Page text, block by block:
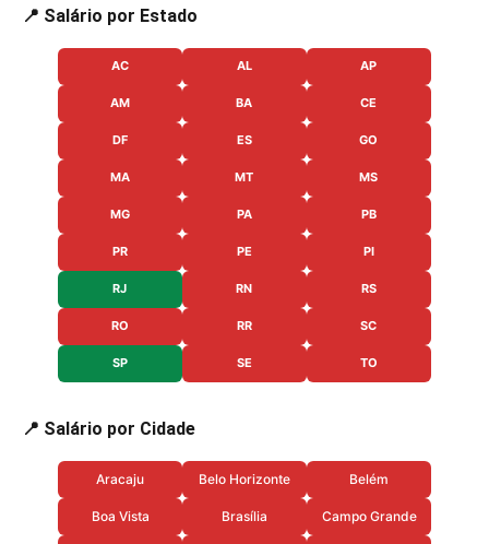
📍 Salário por Estado
AC AL AP
AM BA CE
DF ES GO
MA MT MS
MG PA PB
PR PE PI
RJ RN RS
RO RR SC
SP SE TO
📍 Salário por Cidade
Aracaju Belo Horizonte Belém
Boa Vista Brasília Campo Grande